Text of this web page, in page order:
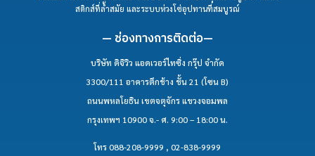
สติกส์ที่ล้ำสมัย และระบบห่วงโซ่อุปทานที่สมบูรณ์
— ช่องทางการติดต่อ—
บริษัท ดิจิวิว แอดเวอร์ไทซิ่ง กรุ๊ป จำกัด
3300/111 อาคารตึกช้าง ชั้น 21 (โซน B)
ถนนพหลโยธิน เขตจตุจักร แขวงจอมพล
กรุงเทพฯ 10900 จ.- ศ. 9:00 – 18:00 น.
โทร 088-208-9999 , 02-838-9999